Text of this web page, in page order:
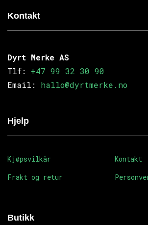
Kontakt
Dyrt Merke AS
Tlf: +47 99 32 30 90
Email: hallo@dyrtmerke.no
Hjelp
Kjøpsvilkår
Frakt og retur
Kontakt
Butikk